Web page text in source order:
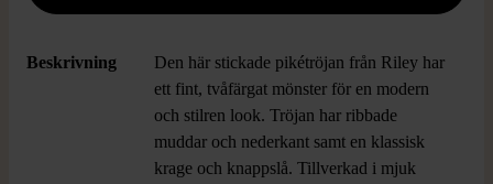
Beskrivning
Den här stickade pikétröjan från Riley har
ett fint, tvåfärgat mönster för en modern
och stilren look. Tröjan har ribbade
muddar och nederkant samt en klassisk
krage och knappslå. Tillverkad i mjuk